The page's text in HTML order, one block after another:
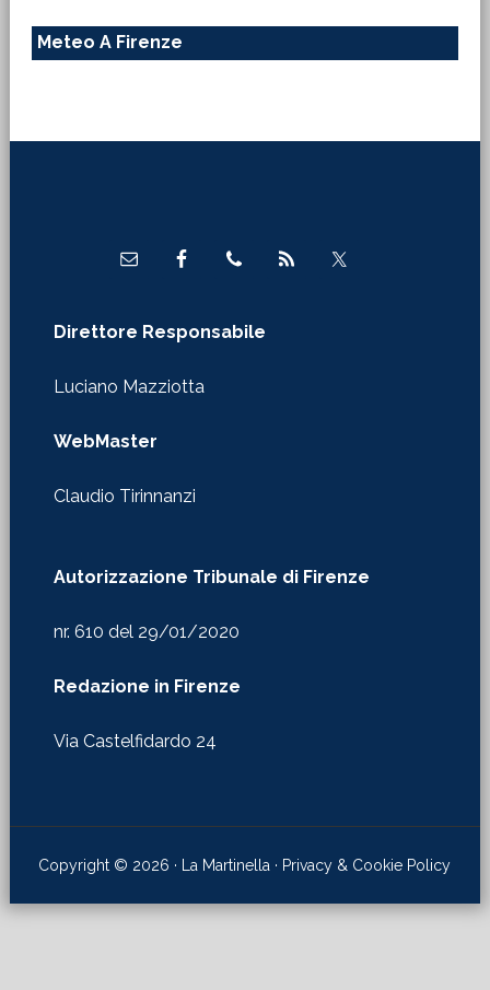
Meteo A Firenze
Direttore Responsabile
Luciano Mazziotta
WebMaster
Claudio Tirinnanzi
Autorizzazione Tribunale di Firenze
nr. 610 del 29/01/2020
Redazione in Firenze
Via Castelfidardo 24
Copyright © 2026 · La Martinella · Privacy & Cookie Policy